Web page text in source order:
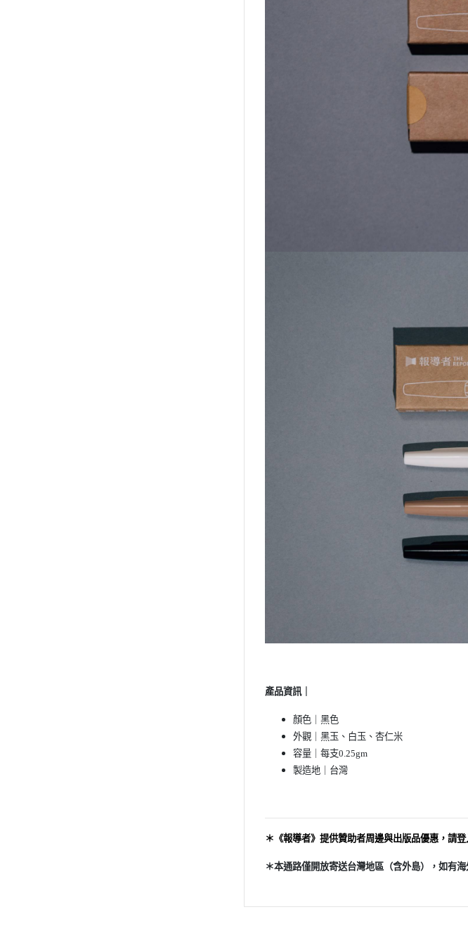
產品資訊｜
顏色｜黑色
外觀｜黑玉、白玉、杏仁米
容量｜每支0.25gm
製造地｜台灣
＊《報導者》提供贊助者周邊與出版品優惠，請
＊本通路僅開放寄送台灣地區（含外島），如有